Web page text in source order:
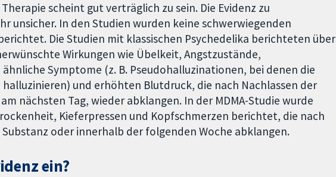
scheint gut verträglich zu sein. Die Evidenz zu
unsicher. In den Studien wurden keine schwerwiegenden
Die Studien mit klassischen Psychedelika berichteten über
Wirkungen wie Übelkeit, Angstzustände,
Symptome (z. B. Pseudohalluzinationen, bei denen die
halluzinieren) und erhöhten Blutdruck, die nach Nachlassen der
nächsten Tag, wieder abklangen. In der MDMA-Studie wurde
Kieferpressen und Kopfschmerzen berichtet, die nach
Substanz oder innerhalb der folgenden Woche abklangen.
ein?